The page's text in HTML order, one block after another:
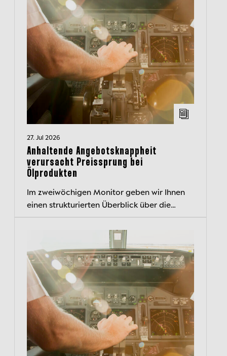
27. Jul 2026
Anhaltende Angebotsknappheit
verursacht Preissprung bei
Ölprodukten
Im zweiwöchigen Monitor geben wir Ihnen
einen strukturierten Überblick über die
wichtige Entwicklungen.